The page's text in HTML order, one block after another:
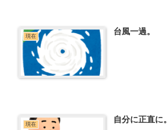
現在 台風一過。
現在 自分に正直に。